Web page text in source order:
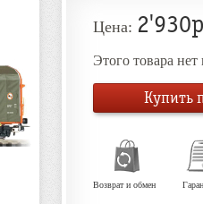
Цена:
Этого товара
Купить
Возврат и обмен